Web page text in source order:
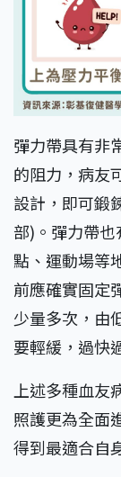
彈力帶具有非
的阻力，病友
設計，即可鍛
部)。彈力帶
點、運動場等
前應確實固定
少量多次，由
要輕緩，過快
上述多種血友
照護更為全面
得到最適合自